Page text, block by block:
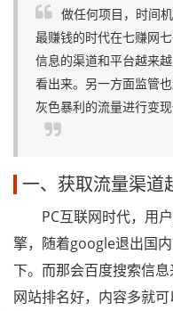
做任何项目，时间
最赚钱的时代在七赚网
信息的渠道和平台越来
看出来。另一方面监管
灰色暴利的流量进行变现
一、获取流量渠道
PC互联网时代，用户
擎，随着google退出国
下。而那会百度搜索信
网站排名好，内容多就可